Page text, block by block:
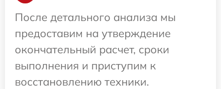
После детального анализа мы
предоставим на утверждение
окончательный расчет, сроки
выполнения и приступим к
восстановлению техники.